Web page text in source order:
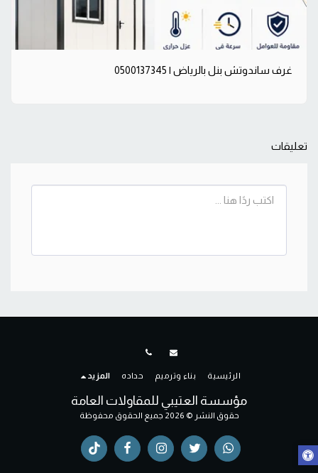
غرف ساندوتش بنل بالرياض | 0500137345
تعليقات
مؤسسة العتيبي للمقاولات العامة
حقوق النشر © 2026 جميع الحقوق محفوظة
الرئيسية بناء وترميم حداده المزيد